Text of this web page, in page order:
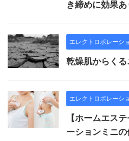
き締めに効果あ
エレクトロポレーシ
乾燥肌からく
エレクトロポレーシ
【ホームエス
ーションミニ